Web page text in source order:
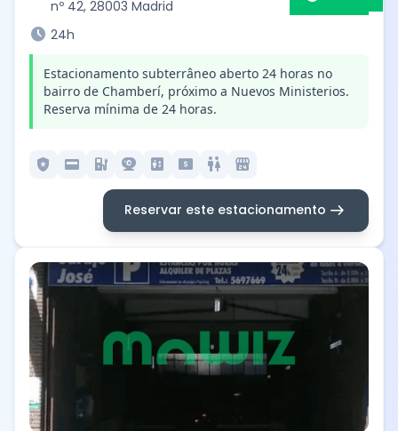
nº 42, 28003 Madrid
schedule 24h
Estacionamento subterrâneo aberto 24 horas no
bairro de Chamberí, próximo a Nuevos Ministerios.
Reserva mínima de 24 horas.
local_police credit_card ev_station camera_video elevator local_atm wc local_convenience_store
Reservar este estacionamento arrow_right_alt